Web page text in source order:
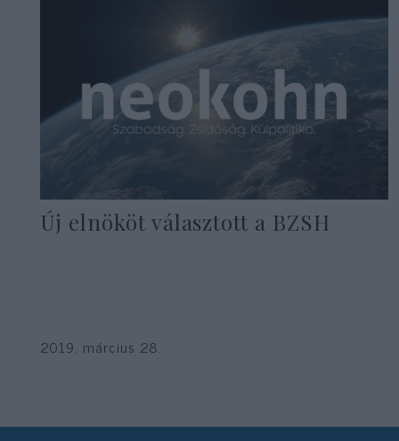
Új elnököt választott a BZSH
2019. március 28.